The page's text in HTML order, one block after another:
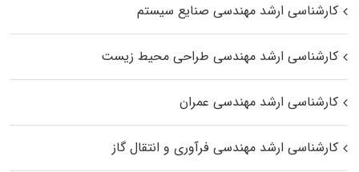
کارشناسی ارشد مهندسی صنایع سیستم
کارشناسی ارشد مهندسی طراحی محیط زیست
کارشناسی ارشد مهندسی عمران
کارشناسی ارشد مهندسی فرآوری و انتقال گاز